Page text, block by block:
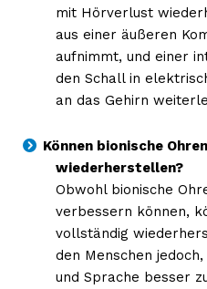
mit Hörverlust
aus einer äußeren
aufnimmt, und einer
den Schall in
an das Gehirn
Können bionische
wiederherstellen?
Obwohl bionische
verbessern können,
vollständig
den Menschen
und Sprache besser